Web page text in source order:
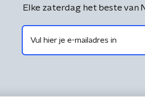
Elke zaterdag het beste van